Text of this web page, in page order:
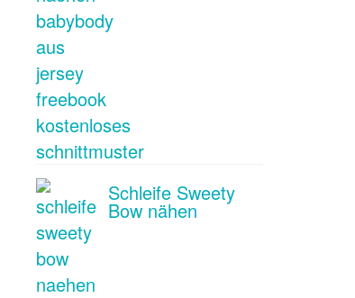
Schleife Sweety
Bow nähen